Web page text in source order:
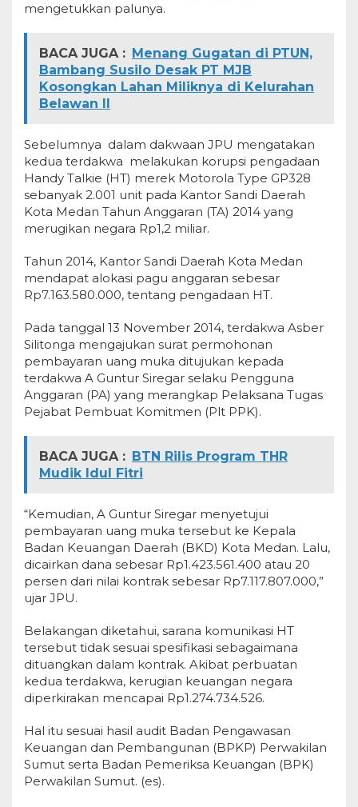
mengetukkan palunya.
BACA JUGA : Menang Gugatan di PTUN,
Bambang Susilo Desak PT MJB
Kosongkan Lahan Miliknya di Kelurahan
Belawan II
Sebelumnya dalam dakwaan JPU mengatakan
kedua terdakwa melakukan korupsi pengadaan
Handy Talkie (HT) merek Motorola Type GP328
sebanyak 2.001 unit pada Kantor Sandi Daerah
Kota Medan Tahun Anggaran (TA) 2014 yang
merugikan negara Rp1,2 miliar.
Tahun 2014, Kantor Sandi Daerah Kota Medan
mendapat alokasi pagu anggaran sebesar
Rp7.163.580.000, tentang pengadaan HT.
Pada tanggal 13 November 2014, terdakwa Asber
Silitonga mengajukan surat permohonan
pembayaran uang muka ditujukan kepada
terdakwa A Guntur Siregar selaku Pengguna
Anggaran (PA) yang merangkap Pelaksana Tugas
Pejabat Pembuat Komitmen (Plt PPK).
BACA JUGA : BTN Rilis Program THR
Mudik Idul Fitri
“Kemudian, A Guntur Siregar menyetujui
pembayaran uang muka tersebut ke Kepala
Badan Keuangan Daerah (BKD) Kota Medan. Lalu,
dicairkan dana sebesar Rp1.423.561.400 atau 20
persen dari nilai kontrak sebesar Rp7.117.807.000,”
ujar JPU.
Belakangan diketahui, sarana komunikasi HT
tersebut tidak sesuai spesifikasi sebagaimana
dituangkan dalam kontrak. Akibat perbuatan
kedua terdakwa, kerugian keuangan negara
diperkirakan mencapai Rp1.274.734.526.
Hal itu sesuai hasil audit Badan Pengawasan
Keuangan dan Pembangunan (BPKP) Perwakilan
Sumut serta Badan Pemeriksa Keuangan (BPK)
Perwakilan Sumut. (es).